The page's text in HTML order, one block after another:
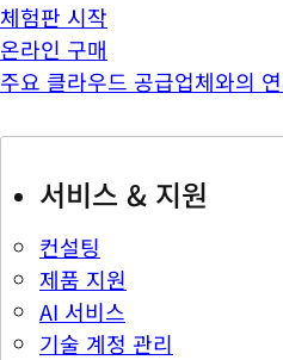
체험판 시작
온라인 구매
주요 클라우드 공급업체와의
서비스 & 지원
컨설팅
제품 지원
AI 서비스
기술 계정 관리